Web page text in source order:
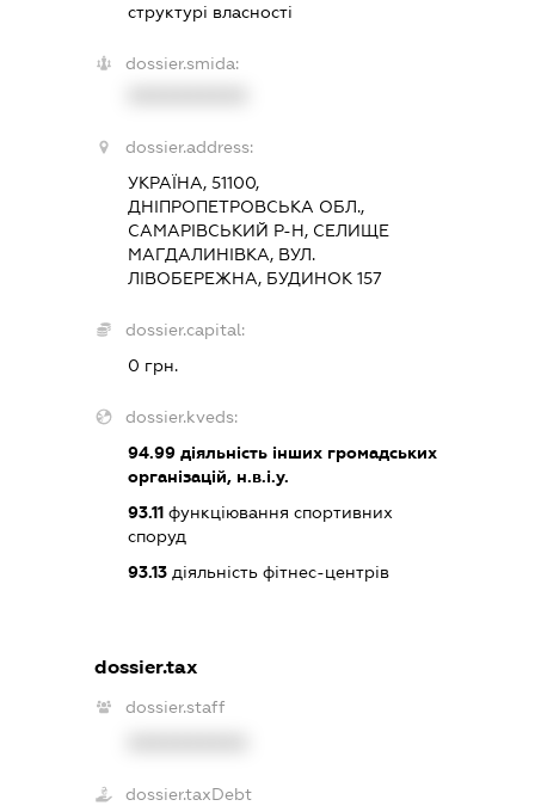
структурі власності
dossier.smida:
dossier.address:
УКРАЇНА, 51100,
ДНІПРОПЕТРОВСЬКА ОБЛ.,
САМАРІВСЬКИЙ Р-Н, СЕЛИЩЕ
МАГДАЛИНІВКА, ВУЛ.
ЛІВОБЕРЕЖНА, БУДИНОК 157
dossier.capital:
0 грн.
dossier.kveds:
94.99 діяльність інших громадських
організацій, н.в.і.у.
93.11 функціювання спортивних
споруд
93.13 діяльність фітнес-центрів
dossier.tax
dossier.staff
dossier.taxDebt